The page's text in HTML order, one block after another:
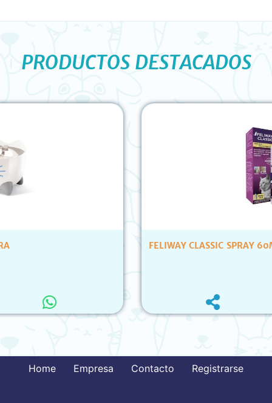
PRODUCTOS DESTACADOS
FELIWAY CLASSIC SPRAY 60ML
Home Empresa Contacto Registrarse